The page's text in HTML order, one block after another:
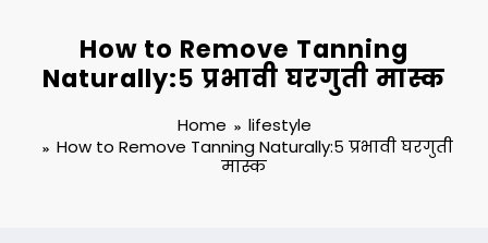
How to Remove Tanning
Naturally:५ प्रभावी घरगुती मास्क
Home
lifestyle
How to Remove Tanning Naturally:५ प्रभावी घरगुती
मास्क